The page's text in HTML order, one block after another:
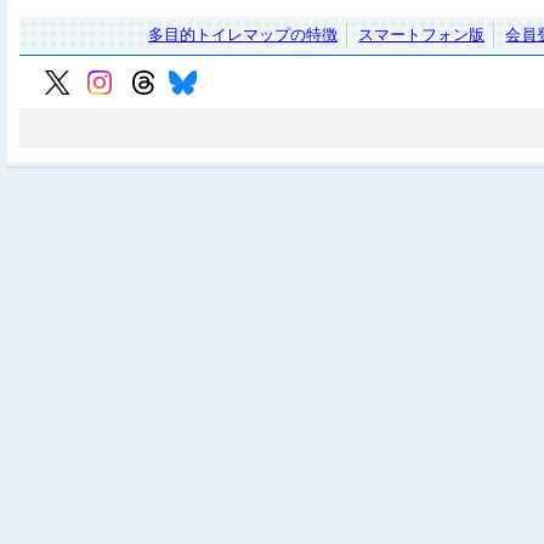
多目的トイレマップの特徴 スマートフォン版 会員